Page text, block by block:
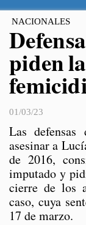
NACIONALES
piden
01/03/23
Las
asesinar a
de 2016,
imputado y
cierre de los
caso, cuya
17 de marzo.